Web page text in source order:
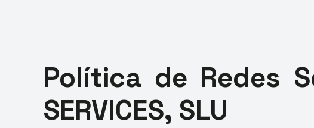
Política de Redes
SERVICES, SLU